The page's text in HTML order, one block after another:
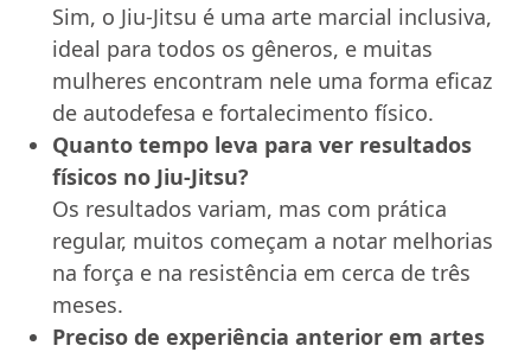
Sim, o Jiu-Jitsu é uma arte marcial inclusiva,
ideal para todos os gêneros, e muitas
mulheres encontram nele uma forma eficaz
de autodefesa e fortalecimento físico.
Quanto tempo leva para ver resultados
físicos no Jiu-Jitsu?
Os resultados variam, mas com prática
regular, muitos começam a notar melhorias
na força e na resistência em cerca de três
meses.
Preciso de experiência anterior em artes